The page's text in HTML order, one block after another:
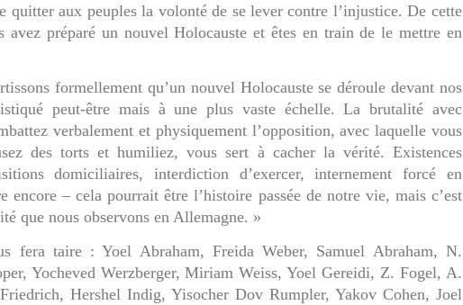
quitter aux peuples la volonté de se lever contre l’injustice. De cette
avez préparé un nouvel Holocauste et êtes en train de le mettre en
formellement qu’un nouvel Holocauste se déroule devant nos
peut-être mais à une plus vaste échelle. La brutalité avec
verbalement et physiquement l’opposition, avec laquelle vous
des torts et humiliez, vous sert à cacher la vérité. Existences
domiciliaires, interdiction d’exercer, internement forcé en
encore – cela pourrait être l’histoire passée de notre vie, mais c’est
que nous observons en Allemagne. »
fera taire : Yoel Abraham, Freida Weber, Samuel Abraham, N.
Yocheved Werzberger, Miriam Weiss, Yoel Gereidi, Z. Fogel, A.
Hershel Indig, Yisocher Dov Rumpler, Yakov Cohen, Joel